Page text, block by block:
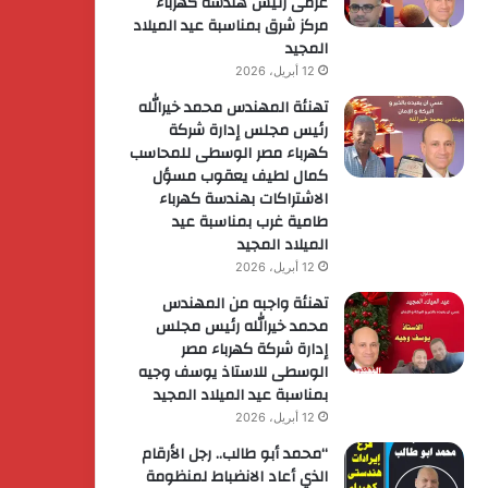
مركز شرق بمناسبة عيد الميلاد
المجيد
12 أبريل، 2026
تهنئة المهندس محمد خيرالله
رئيس مجلس إدارة شركة
كهرباء مصر الوسطى للمحاسب
كمال لطيف يعقوب مسؤل
الاشتراكات بهندسة كهرباء
طامية غرب بمناسبة عيد
الميلاد المجيد
12 أبريل، 2026
تهنئة واجبه من المهندس
محمد خيرالله رئيس مجلس
إدارة شركة كهرباء مصر
الوسطى للاستاذ يوسف وجيه
بمناسبة عيد الميلاد المجيد
12 أبريل، 2026
“محمد أبو طالب.. رجل الأرقام
الذي أعاد الانضباط لمنظومة